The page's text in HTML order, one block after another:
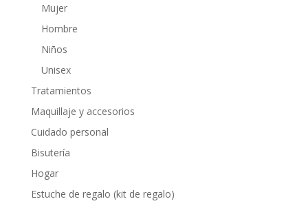
Mujer
Hombre
Niños
Unisex
Tratamientos
Maquillaje y accesorios
Cuidado personal
Bisutería
Hogar
Estuche de regalo (kit de regalo)